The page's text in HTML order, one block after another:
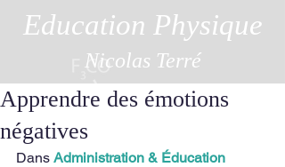
Education Physique
Nicolas Terré
Apprendre des émotions
négatives
Dans Administration & Éducation